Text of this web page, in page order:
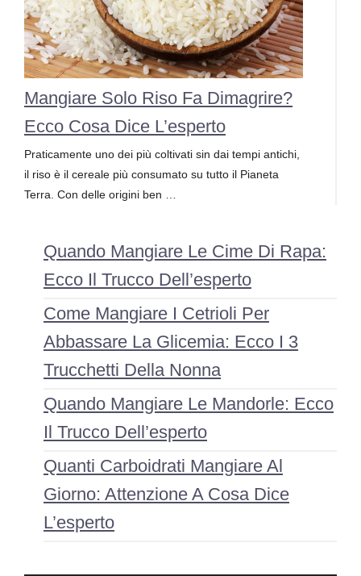
Mangiare Solo Riso Fa Dimagrire?
Ecco Cosa Dice L’esperto
Praticamente uno dei più coltivati sin dai tempi antichi,
il riso è il cereale più consumato su tutto il Pianeta
Terra. Con delle origini ben …
Quando Mangiare Le Cime Di Rapa:
Ecco Il Trucco Dell’esperto
Come Mangiare I Cetrioli Per
Abbassare La Glicemia: Ecco I 3
Trucchetti Della Nonna
Quando Mangiare Le Mandorle: Ecco
Il Trucco Dell’esperto
Quanti Carboidrati Mangiare Al
Giorno: Attenzione A Cosa Dice
L’esperto